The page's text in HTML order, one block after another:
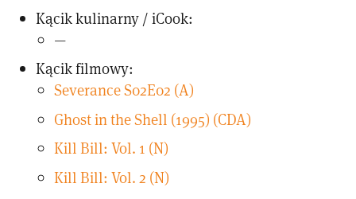
Kącik kulinarny / iCook:
—
Kącik filmowy:
Severance S02E02 (A)
Ghost in the Shell (1995) (CDA)
Kill Bill: Vol. 1 (N)
Kill Bill: Vol. 2 (N)